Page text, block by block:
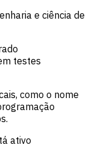
e ciência de
testes
como o nome
ativo